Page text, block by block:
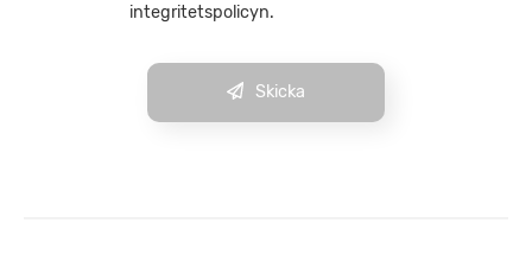
integritetspolicyn.
Skicka